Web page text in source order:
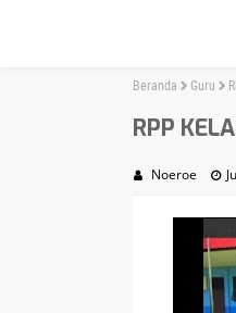
Beranda Guru
RPP
Noeroe